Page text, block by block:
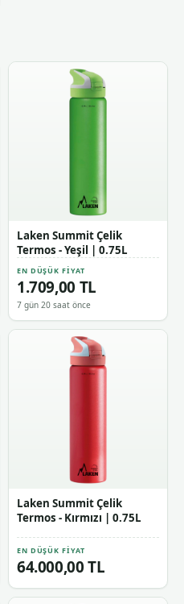
Laken Summit Çelik
Termos - Yeşil | 0.75L
EN DÜŞÜK FIYAT
1.709,00 TL
7 gün 20 saat önce
Laken Summit Çelik
Termos - Kırmızı | 0.75L
EN DÜŞÜK FIYAT
64.000,00 TL